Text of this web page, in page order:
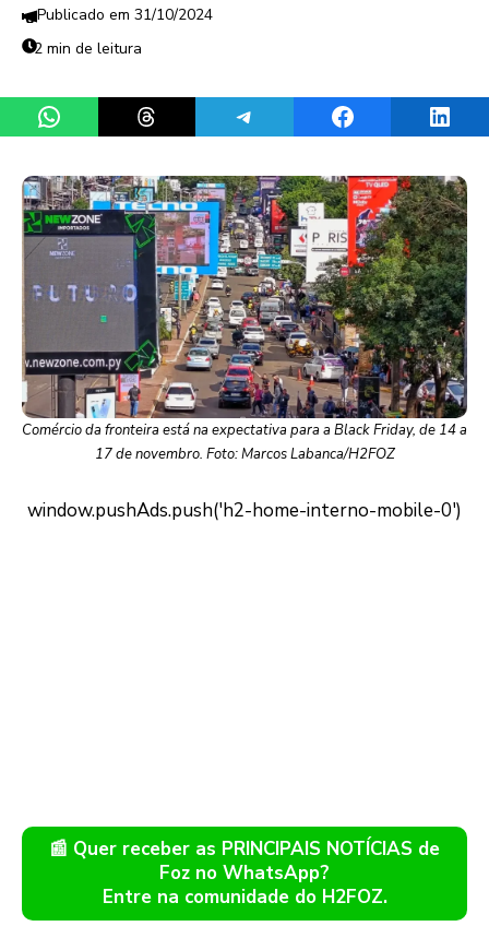
31/10/2024
2 min de leitura
Share on WhatsAppShare on ThreadsShare on TelegramShare on Facebook
Comércio da fronteira está na expectativa para a Black Friday, de 14 a
17 de novembro. Foto: Marcos Labanca/H2FOZ
📰 Quer receber as PRINCIPAIS NOTÍCIAS de
Foz no WhatsApp?
Entre na comunidade do H2FOZ.